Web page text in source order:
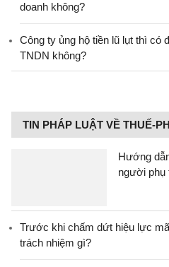
doanh không?
Công ty ủng hộ tiền lũ lụt thì có
TNDN không?
TIN PHÁP LUẬT VỀ THUẾ-
Hướng
người phụ
Trước khi chấm dứt hiệu lực
trách nhiệm gì?